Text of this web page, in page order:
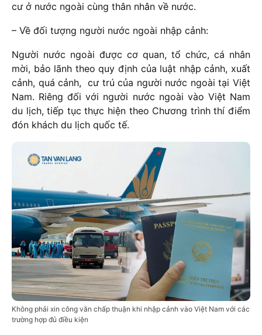
cư ở nước ngoài cùng thân nhân về nước.
– Về đối tượng người nước ngoài nhập cảnh:
Người nước ngoài được cơ quan, tổ chức, cá nhân
mời, bảo lãnh theo quy định của luật nhập cảnh, xuất
cảnh, quá cảnh, cư trú của người nước ngoài tại Việt
Nam. Riêng đối với người nước ngoài vào Việt Nam
du lịch, tiếp tục thực hiện theo Chương trình thí điểm
đón khách du lịch quốc tế.
Không phải xin công văn chấp thuận khi nhập cảnh vào Việt Nam với các
trường hợp đủ điều kiện